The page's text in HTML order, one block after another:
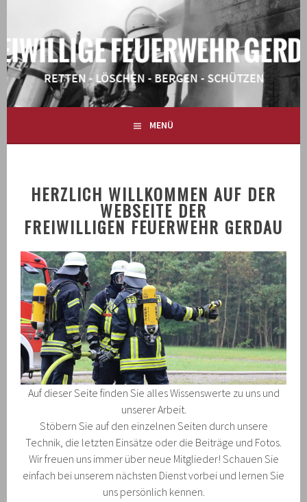
Inhalt
FREIWILLIGE FEUERWEHR
GERDAU
RETTEN – LÖSCHEN – BERGEN – SCHÜTZEN
MENÜ
HERZLICH WILLKOMMEN AUF DER
WEBSEITE DER
FREIWILLIGEN FEUERWEHR GERDAU
Auf dieser Seite finden Sie alles Wissenswerte zu uns und
unserer Arbeit.
Stöbern Sie auf den einzelnen Seiten durch unsere
Technik, die letzten Einsätze oder die Beiträge und Fotos.
Wir freuen uns immer über neue Mitglieder! Schauen Sie
einfach bei unserem nächsten Dienst vorbei und lernen Sie
uns persönlich kennen.